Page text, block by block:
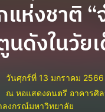
แห่งชาติ “
นดังในวัย
วันศุกร์ที่ 13 มกราคม
ณ หอแสดงดนตรี อาคารศิ
ลงกรณ์มหาวิทยาลัย